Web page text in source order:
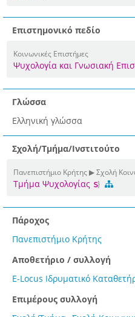
Επιστημονικό πεδίο
Κοινωνικές Επιστήμες
Ψυχολογία και Γνωσιακή
Γλώσσα
Ελληνική γλώσσα
Σχολή/Τμήμα/Ινστιτούτο
Πανεπιστήμιο Κρήτης ▶ Σχολή
Τμήμα Ψυχολογίας
Πάροχος
Πανεπιστήμιο Κρήτης
Αποθετήριο / συλλογή
E-Locus Ιδρυματικό
Επιμέρους συλλογή